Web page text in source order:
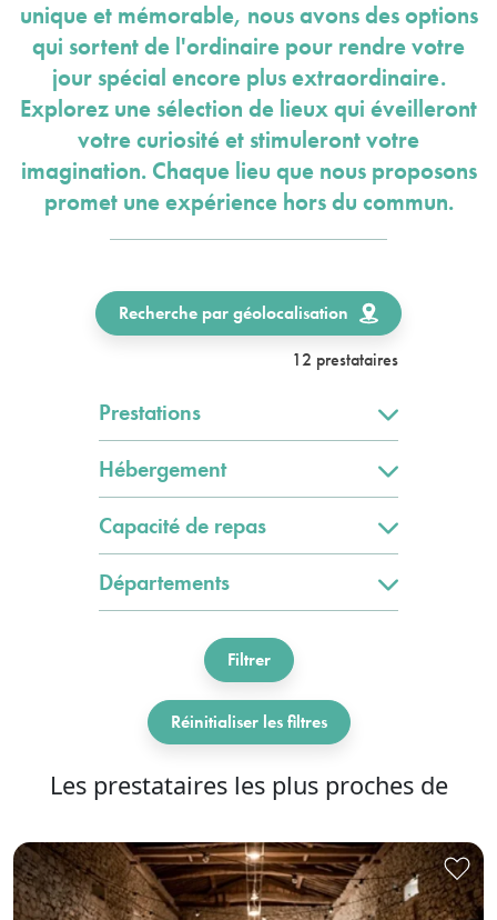
unique et mémorable, nous avons des options
qui sortent de l'ordinaire pour rendre votre
jour spécial encore plus extraordinaire.
Explorez une sélection de lieux qui éveilleront
votre curiosité et stimuleront votre
imagination. Chaque lieu que nous proposons
promet une expérience hors du commun.
Recherche par géolocalisation
12 prestataires
Prestations
Hébergement
Capacité de repas
Départements
Filtrer
Réinitialiser les filtres
Les prestataires les plus proches de